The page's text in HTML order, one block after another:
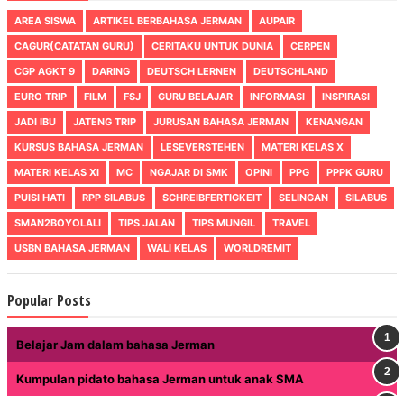
AREA SISWA ARTIKEL BERBAHASA JERMAN
AUPAIR
CAGUR(CATATAN GURU)
CERITAKU UNTUK DUNIA
CERPEN
CGP AGKT 9
DARING DEUTSCH LERNEN
DEUTSCHLAND
EURO TRIP
FILM FSJ GURU BELAJAR INFORMASI
INSPIRASI
JADI IBU
JATENG TRIP JURUSAN BAHASA JERMAN
KENANGAN
KURSUS BAHASA JERMAN
LESEVERSTEHEN
MATERI KELAS X
MATERI KELAS XI
MC NGAJAR DI SMK OPINI PPG
PPPK GURU
PUISI HATI
RPP SILABUS SCHREIBFERTIGKEIT SELINGAN
SILABUS
SMAN2BOYOLALI
TIPS JALAN TIPS MUNGIL
TRAVEL
USBN BAHASA JERMAN
WALI KELAS WORLDREMIT
Popular Posts
Belajar Jam dalam bahasa Jerman
Kumpulan pidato bahasa Jerman untuk anak SMA